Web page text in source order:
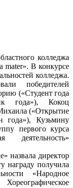
колледжа
mater». В конкурсе
колледжа.
победителей
(«Студент года
года»), Кокоц
(«Открытие
года»), Кузьмину
первого курса
деятельность»
назвала директор
награду получила
«Народное